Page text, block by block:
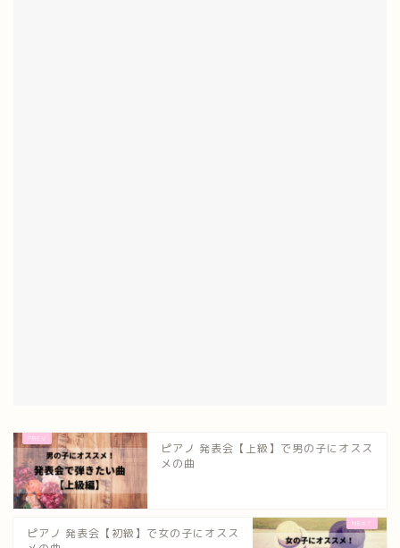
ピアノ 発表会【上級】で男の子にオスス
メの曲
ピアノ 発表会【初級】で女の子にオスス